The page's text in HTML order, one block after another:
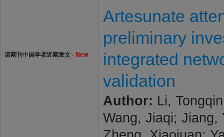
该期刊中国学者近期发文 - New
Artesunate
preliminary
integrated
validation
Author: Li,
Wang, Jiaqi; Jiang,